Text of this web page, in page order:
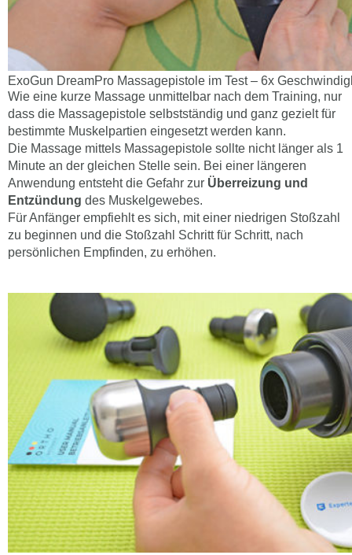
ExoGun DreamPro Massagepistole im Test – 6x
Wie eine kurze Massage unmittelbar nach dem Training, nur
dass die Massagepistole selbstständig und ganz gezielt für
bestimmte Muskelpartien eingesetzt werden kann.
Die Massage mittels Massagepistole sollte nicht länger als 1
Minute an der gleichen Stelle sein. Bei einer längeren
Anwendung entsteht die Gefahr zur Überreizung und
Entzündung des Muskelgewebes.
Für Anfänger empfiehlt es sich, mit einer niedrigen Stoßzahl
zu beginnen und die Stoßzahl Schritt für Schritt, nach
persönlichen Empfinden, zu erhöhen.